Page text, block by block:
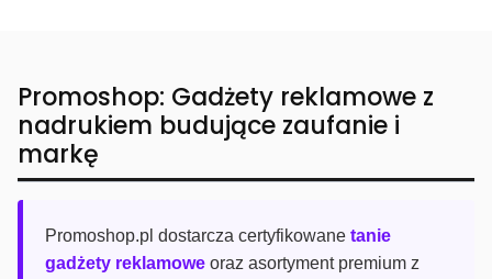
Promoshop: Gadżety reklamowe z
nadrukiem budujące zaufanie i
markę
Promoshop.pl dostarcza certyfikowane tanie
gadżety reklamowe oraz asortyment premium z